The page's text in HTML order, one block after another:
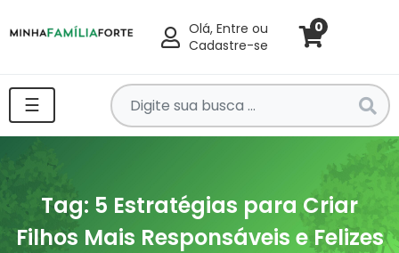
Olá, Entre ou
Cadastre-se
0
☰
Pesquise
por
produtos
Tag: 5 Estratégias para Criar
Filhos Mais Responsáveis e Felizes